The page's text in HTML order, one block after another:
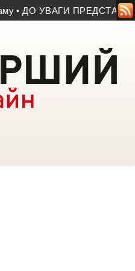
• ДО УВАГИ